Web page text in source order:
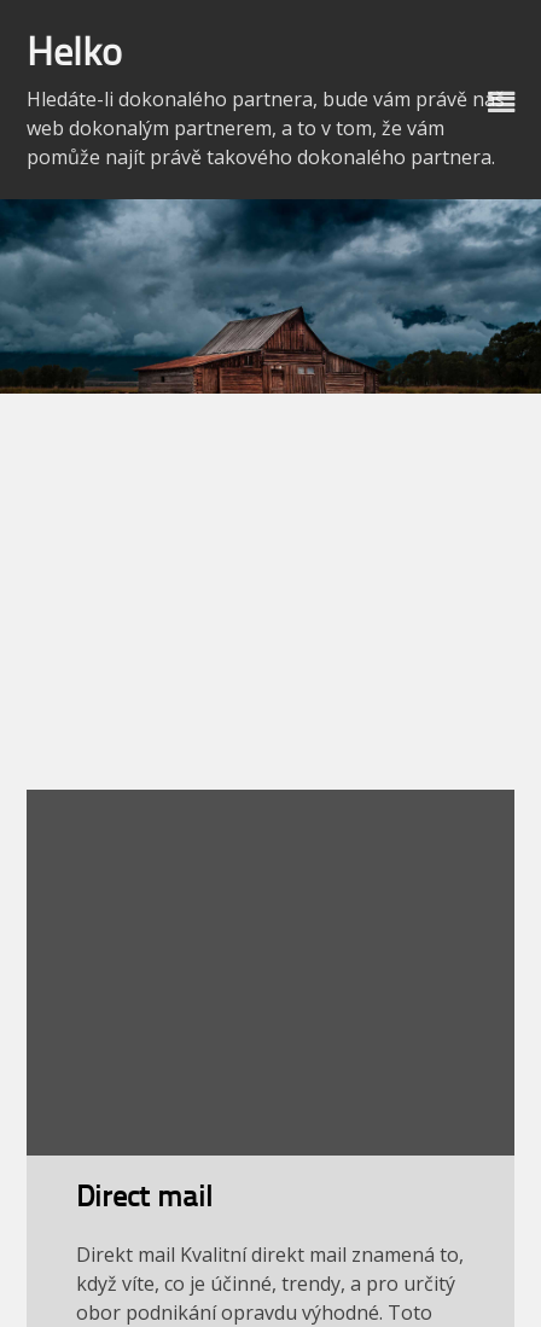
content
Helko
Hledáte-li dokonalého partnera, bude vám právě náš
web dokonalým partnerem, a to v tom, že vám
pomůže najít právě takového dokonalého partnera.
Direct mail
Direkt mail Kvalitní direkt mail znamená to,
když víte, co je účinné, trendy, a pro určitý
obor podnikání opravdu výhodné. Toto